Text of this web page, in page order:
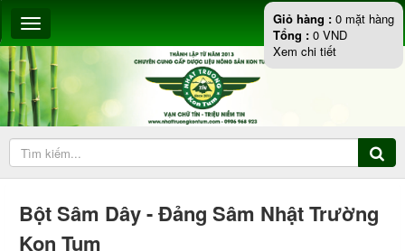
Bột Sâm Dây - Đảng Sâm Nhật Trường
Kon Tum
Giỏ hàng : 0 mặt hàng
Tổng : 0 VND
Xem chi tiết